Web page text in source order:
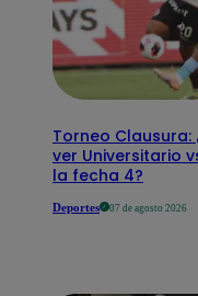
Torneo
ver Universitario
la fecha 4?
Deportes 07 de agosto 2026